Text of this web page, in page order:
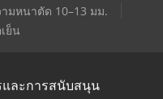
มหนาตัด 10–13 มม.
ย็น
และการสนับสนุน